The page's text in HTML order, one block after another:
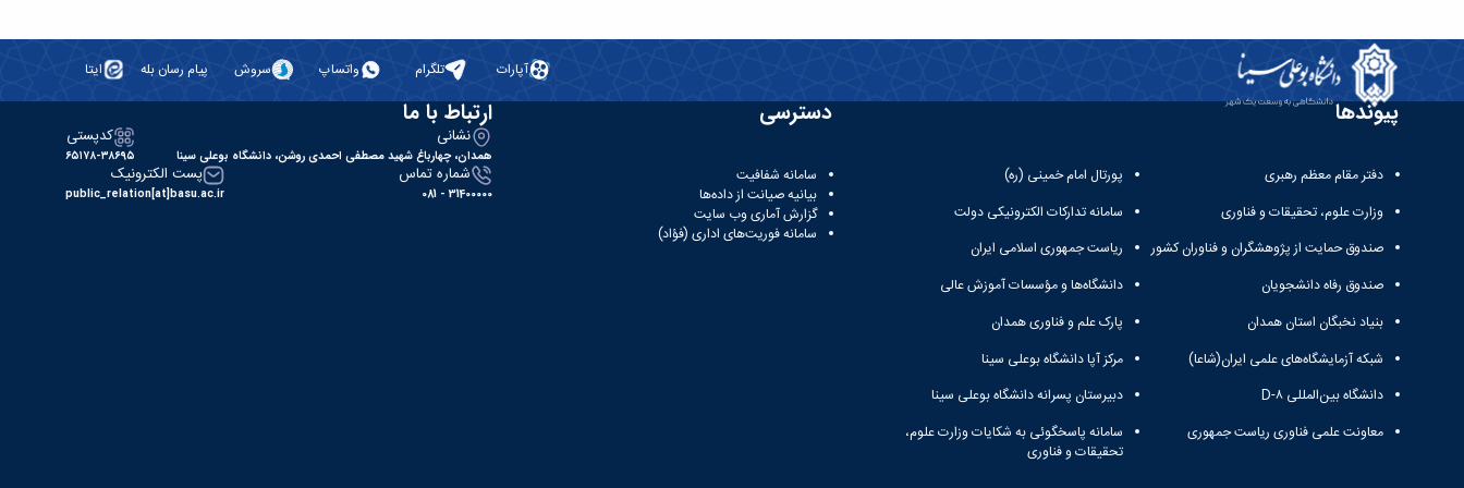
آپارات تلگرام واتساپ سروش پیام رسان بله ایتا
پیوندها
دفتر مقام معظم رهبری
وزارت علوم، تحقیقات و فناوری
صندوق حمایت از پژوهشگران و فناوران کشور
صندوق رفاه دانشجویان
بنیاد نخبگان استان همدان
شبکه آزمایشگاه‌های علمی ایران(شاعا)
دانشگاه بین‌المللی D-۸
معاونت علمی فناوری ریاست جمهوری
پورتال امام خمینی (ره)
سامانه تدارکات الکترونیکی دولت
ریاست جمهوری اسلامی ایران
دانشگاه‌ها و مؤسسات آموزش عالی
پارک علم و فناوری همدان
مرکز آپا دانشگاه بوعلی سینا
دبیرستان پسرانه دانشگاه بوعلی سینا
سامانه پاسخگوئی به شکایات وزارت علوم،
تحقیقات و فناوری
دسترسی
سامانه شفافیت
بیانیه صیانت از داده‌ها
گزارش آماری وب‌ سایت
سامانه فوریت‌های اداری (فؤاد)
ارتباط با ما
نشانی
همدان، چهارباغ شهید مصطفی احمدی روشن، دانشگاه بوعلی سینا
کدپستی
۶۵۱۷۸-۳۸۶۹۵
شماره تماس
31400000 - 081
پست الکترونیک
public_relation[at]basu.ac.ir